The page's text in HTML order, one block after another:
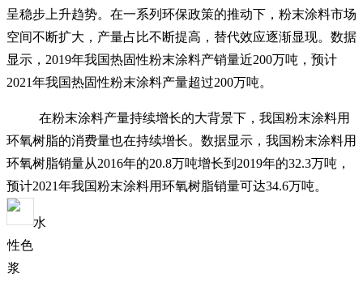
呈稳步上升趋势。在一系列环保政策的推动下，粉末涂料市场
空间不断扩大，产量占比不断提高，替代效应逐渐显现。数据
显示， 2019年我国热固性粉末涂料产销量近200万吨，预计
2021年我国热固性粉末涂料产量超过200万吨。
在粉末涂料产量持续增长的大背景下，我国粉末涂料用
环氧树脂的消费量也在持续增长。数据显示，我国粉末涂料用
环氧树脂销量从2016年的20.8万吨增长到2019年的32.3万吨，
预计2021年我国粉末涂料用环氧树脂销量可达34.6万吨。